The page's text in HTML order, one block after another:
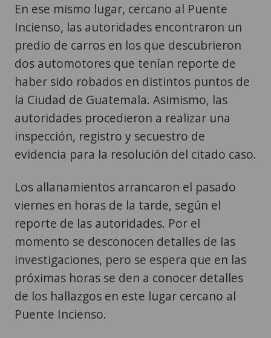
En ese mismo lugar, cercano al Puente
Incienso, las autoridades encontraron un
predio de carros en los que descubrieron
dos automotores que tenían reporte de
haber sido robados en distintos puntos de
la Ciudad de Guatemala. Asimismo, las
autoridades procedieron a realizar una
inspección, registro y secuestro de
evidencia para la resolución del citado caso.
Los allanamientos arrancaron el pasado
viernes en horas de la tarde, según el
reporte de las autoridades. Por el
momento se desconocen detalles de las
investigaciones, pero se espera que en las
próximas horas se den a conocer detalles
de los hallazgos en este lugar cercano al
Puente Incienso.